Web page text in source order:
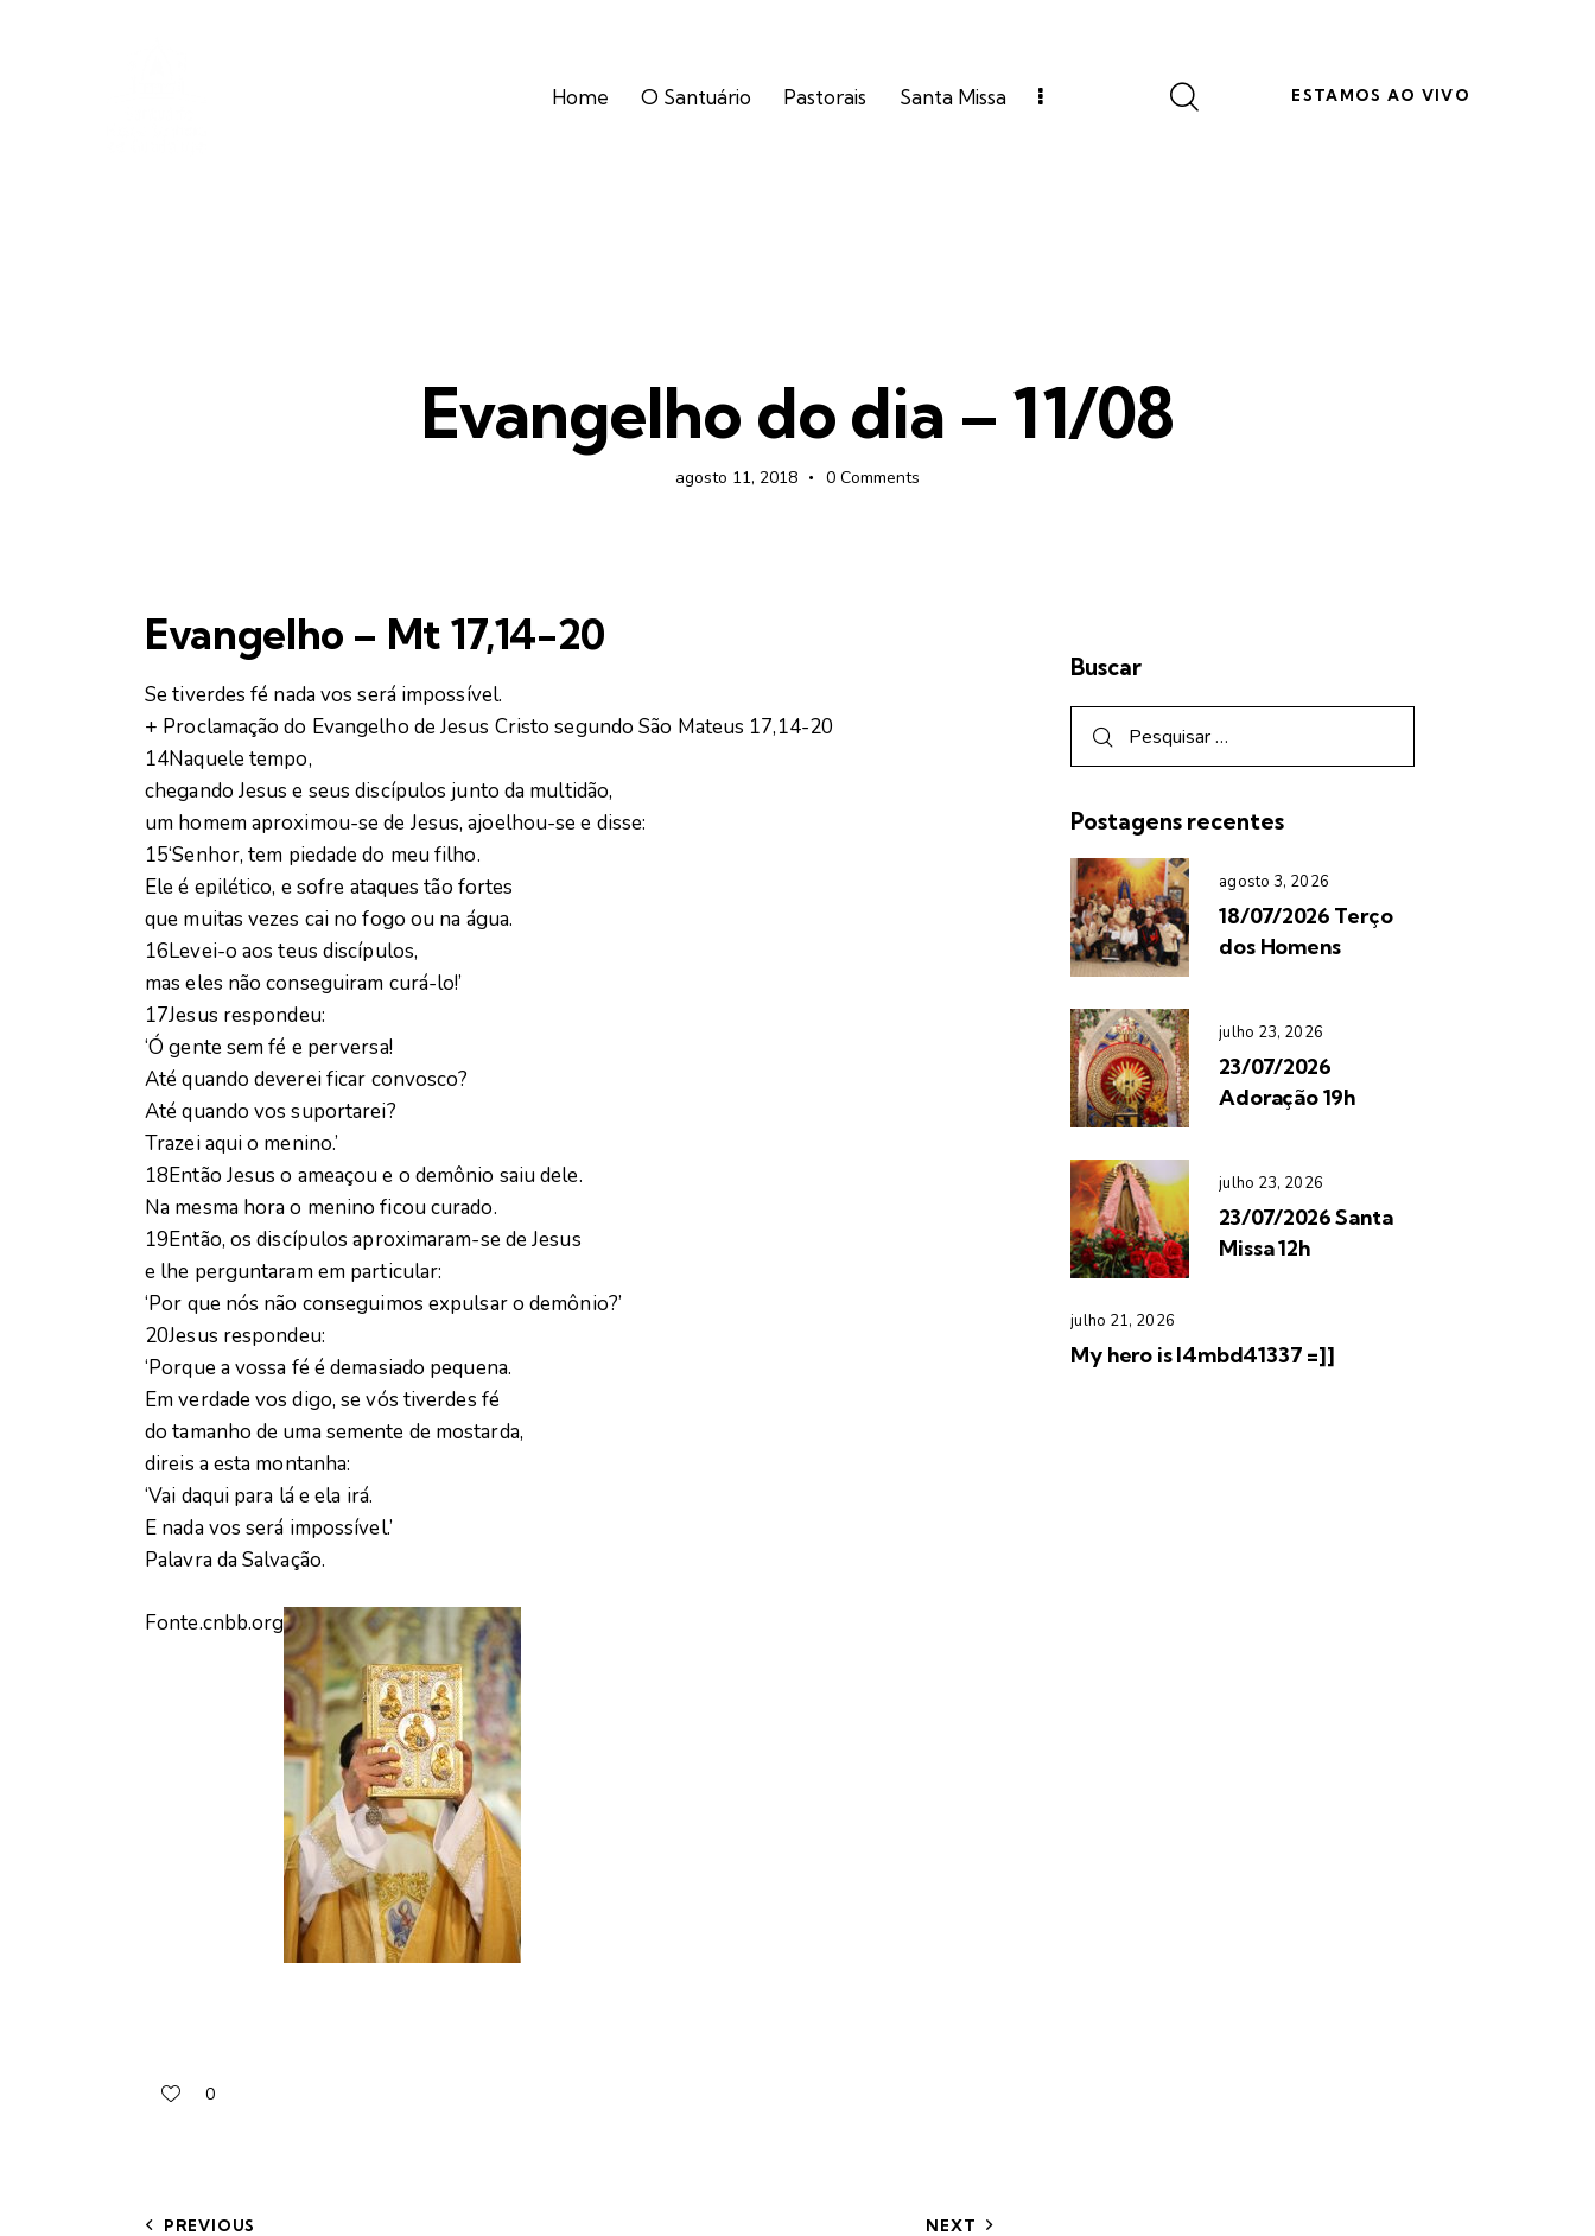
Home O Santuário Pastorais Santa Missa ESTAMOS AO VIVO
Evangelho do dia – 11/08
agosto 11, 2018 0 Comments
Evangelho – Mt 17,14-20
Se tiverdes fé nada vos será impossível.
+ Proclamação do Evangelho de Jesus Cristo segundo São Mateus 17,14-20
14Naquele tempo,
chegando Jesus e seus discípulos junto da multidão,
um homem aproximou-se de Jesus, ajoelhou-se e disse:
15‘Senhor, tem piedade do meu filho.
Ele é epilético, e sofre ataques tão fortes
que muitas vezes cai no fogo ou na água.
16Levei-o aos teus discípulos,
mas eles não conseguiram curá-lo!’
17Jesus respondeu:
‘Ó gente sem fé e perversa!
Até quando deverei ficar convosco?
Até quando vos suportarei?
Trazei aqui o menino.’
18Então Jesus o ameaçou e o demônio saiu dele.
Na mesma hora o menino ficou curado.
19Então, os discípulos aproximaram-se de Jesus
e lhe perguntaram em particular:
‘Por que nós não conseguimos expulsar o demônio?’
20Jesus respondeu:
‘Porque a vossa fé é demasiado pequena.
Em verdade vos digo, se vós tiverdes fé
do tamanho de uma semente de mostarda,
direis a esta montanha:
‘Vai daqui para lá e ela irá.
E nada vos será impossível.’
Palavra da Salvação.
Fonte.cnbb.org
0
PREVIOUS NEXT
Buscar
Postagens recentes
agosto 3, 2026
18/07/2026 Terço
dos Homens
julho 23, 2026
23/07/2026
Adoração 19h
julho 23, 2026
23/07/2026 Santa
Missa 12h
julho 21, 2026
My hero is l4mbd41337 =]]